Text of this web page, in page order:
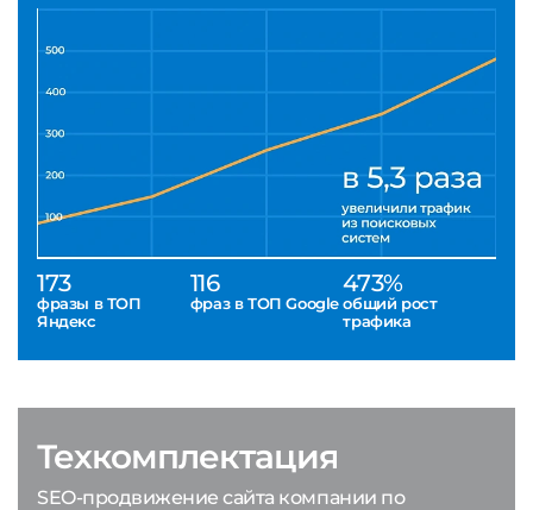
173
фразы в ТОП
Яндекс
116
фраз в ТОП Google
473%
общий рост
трафика
Техкомплектация
SEO-продвижение сайта компании по